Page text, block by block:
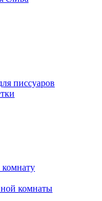
писсуаров
комнаты